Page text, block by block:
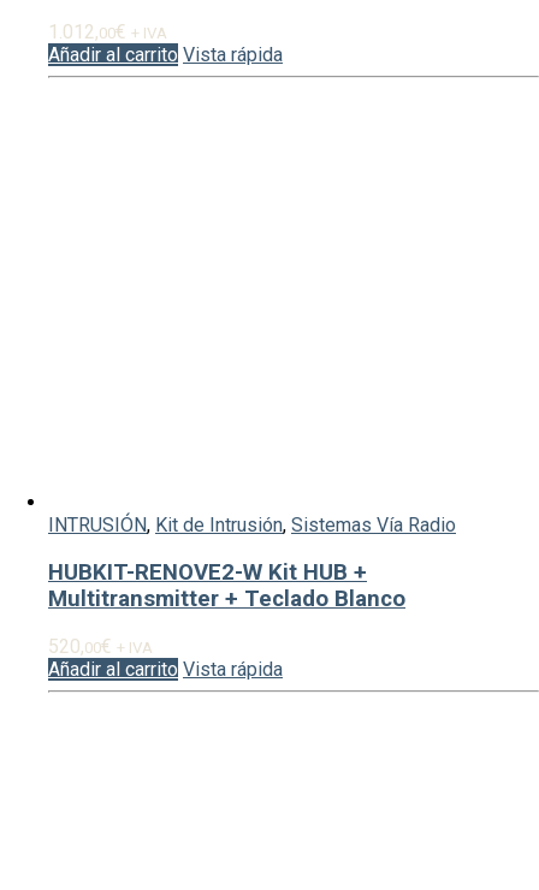
1.012,00€ + IVA
Añadir al carrito Vista rápida
INTRUSIÓN, Kit de Intrusión, Sistemas Vía Radio
HUBKIT-RENOVE2-W Kit HUB +
Multitransmitter + Teclado Blanco
520,00€ + IVA
Añadir al carrito Vista rápida